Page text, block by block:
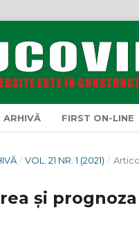
ARHIVĂ FIRST ON-LINE
/ VOL. 21 NR. 1 (2021) /
și